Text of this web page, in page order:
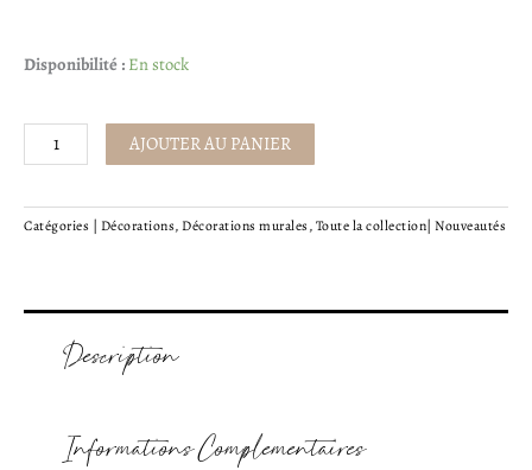
Disponibilité : En stock
quantité
Ex-
voto
-
AJOUTER AU PANIER
Catégories | Décorations,Décorations murales,Toute la collection| Nouveautés
Description
Informations Complémentaires